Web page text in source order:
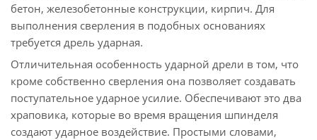
бетон, железобетонные конструкции, кирпич. Для
выполнения сверления в подобных основаниях
требуется дрель ударная.
Отличительная особенность ударной дрели в том, что
кроме собственно сверления она позволяет создавать
поступательное ударное усилие. Обеспечивают это два
храповика, которые во время вращения шпинделя
создают ударное воздействие. Простыми словами,